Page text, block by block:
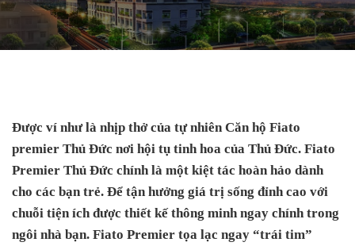
Được ví như là nhịp thở của tự nhiên Căn hộ Fiato
premier Thủ Đức nơi hội tụ tinh hoa của Thủ Đức. Fiato
Premier Thủ Đức chính là một kiệt tác hoàn hảo dành
cho các bạn trẻ. Để tận hưởng giá trị sống đỉnh cao với
chuỗi tiện ích được thiết kế thông minh ngay chính trong
ngôi nhà bạn. Fiato Premier tọa lạc ngay “trái tim”